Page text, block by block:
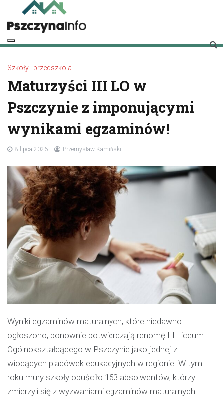
content
pszczynainfo.pl
Twoje źródło informacji o Pszczynie
Szkoły i przedszkola
Maturzyści III LO w
Pszczynie z imponującymi
wynikami egzaminów!
8 lipca 2026 Przemysław Kamiński
Wyniki egzaminów maturalnych, które niedawno
ogłoszono, ponownie potwierdzają renomę III Liceum
Ogólnokształcącego w Pszczynie jako jednej z
wiodących placówek edukacyjnych w regionie. W tym
roku mury szkoły opuściło 153 absolwentów, którzy
zmierzyli się z wyzwaniami egzaminów maturalnych.